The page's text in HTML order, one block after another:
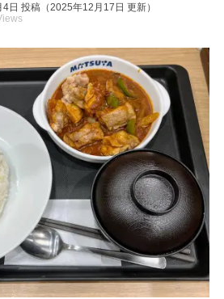
4日 投稿（2025年12月17日 更新）